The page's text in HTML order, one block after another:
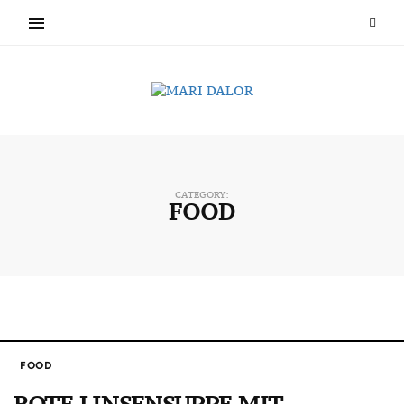
CATEGORY:
FOOD
FOOD